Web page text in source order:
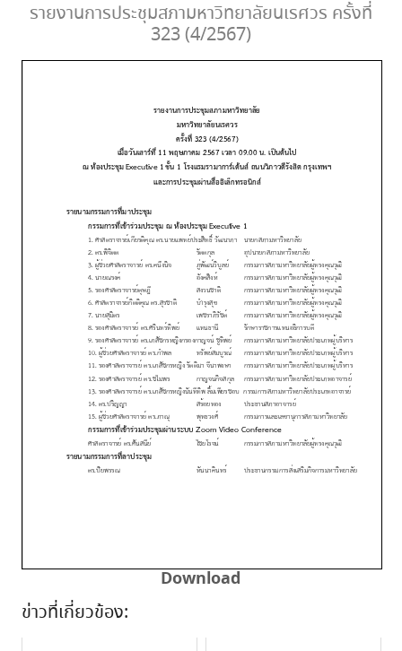
รายงานการประชุมสภามหาวิทยาลัยนเรศวร ครั้งที่
323 (4/2567)
Download
ข่าวที่เกี่ยวข้อง: